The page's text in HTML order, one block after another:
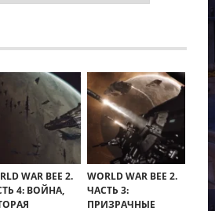
WAR BEE 2.
4: ВОЙНА,
WORLD WAR BEE 2.
ЧАСТЬ 3:
ПРИЗРАЧНЫЕ